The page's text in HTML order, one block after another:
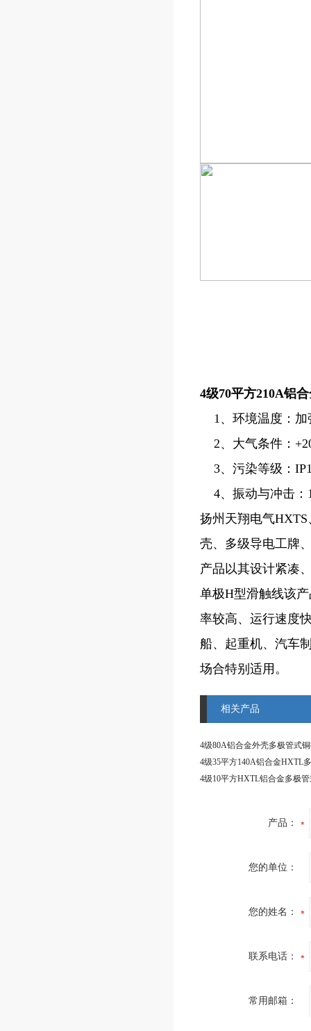
4级70平方210A铝
1、环境温度：加
2、大气条件：
3、污染等级：
4、振动与冲击：
扬州天翔电气
壳、多级导电工牌
产品以其设计紧凑
单极H型滑触线该
率较高、运行速度
船、起重机、汽车
场合特别适用。
相关产品
4级10平方HXTL铝合金多极
产品：
您的单位：
您的姓名：
联系电话：
常用邮箱：